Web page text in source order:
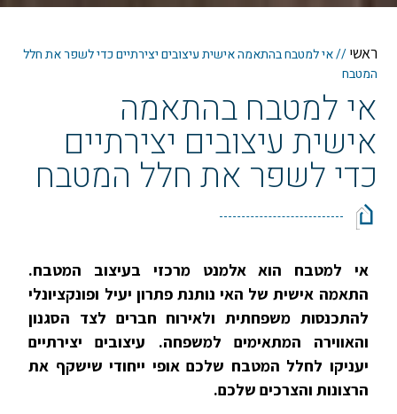
ראשי//אי למטבח בהתאמה אישית עיצובים יצירתיים כדי לשפר את חלל
המטבח
אי למטבח בהתאמה
אישית עיצובים יצירתיים
כדי לשפר את חלל המטבח
אי למטבח הוא אלמנט מרכזי בעיצוב המטבח.
התאמה אישית של האי נותנת פתרון יעיל ופונקציונלי
להתכנסות משפחתית ולאירוח חברים לצד הסגנון
והאווירה המתאימים למשפחה. עיצובים יצירתיים
יעניקו לחלל המטבח שלכם אופי ייחודי שישקף את
הרצונות והצרכים שלכם.